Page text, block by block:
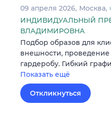
09 апреля 2026 Москва
ИНДИВИДУАЛЬНЫЙ
ВЛАДИМИРОВНА
Подбор образов для
внешности,
гардеробу. Гибкий
Показать ещё
Откликнуться